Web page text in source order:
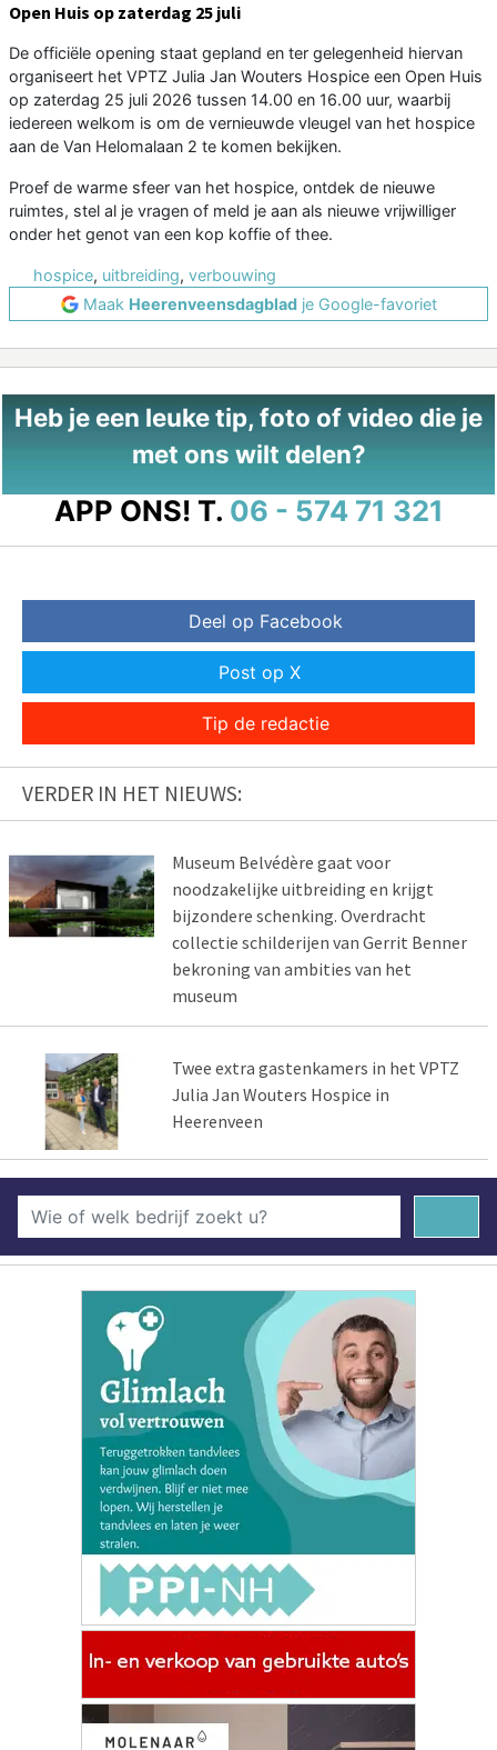
Open Huis op zaterdag 25 juli
De officiële opening staat gepland en ter gelegenheid hiervan
organiseert het VPTZ Julia Jan Wouters Hospice een Open Huis
op zaterdag 25 juli 2026 tussen 14.00 en 16.00 uur, waarbij
iedereen welkom is om de vernieuwde vleugel van het hospice
aan de Van Helomalaan 2 te komen bekijken.
Proef de warme sfeer van het hospice, ontdek de nieuwe
ruimtes, stel al je vragen of meld je aan als nieuwe vrijwilliger
onder het genot van een kop koffie of thee.
hospice, uitbreiding, verbouwing
Maak Heerenveensdagbladje Google-favoriet
Heb je een leuke tip, foto of video die je
met ons wilt delen?
APP ONS! T. 06 - 574 71 321
Deel op Facebook
Post op X
Tip de redactie
VERDER IN HET NIEUWS:
Museum Belvédère gaat voor
noodzakelijke uitbreiding en krijgt
bijzondere schenking. Overdracht
collectie schilderijen van Gerrit Benner
bekroning van ambities van het
museum
Twee extra gastenkamers in het VPTZ
Julia Jan Wouters Hospice in
Heerenveen